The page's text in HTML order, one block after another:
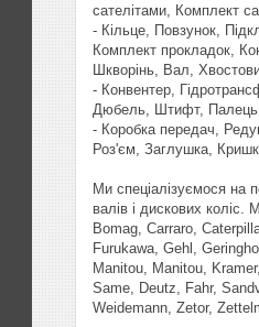
сателітами, Комплект
- Кільце, Повзунок,
Комплект прокладок,
Шкворінь, Вал,
- Конвентер,
Дюбель, Штифт,
- Коробка передач,
Роз'єм, Заглушка,
Ми спеціалізуємося на
валів і дискових
Bomag, Carraro,
Furukawa, Gehl,
Manitou, Manitou,
Same, Deutz, Fahr,
Weidemann, Zetor,